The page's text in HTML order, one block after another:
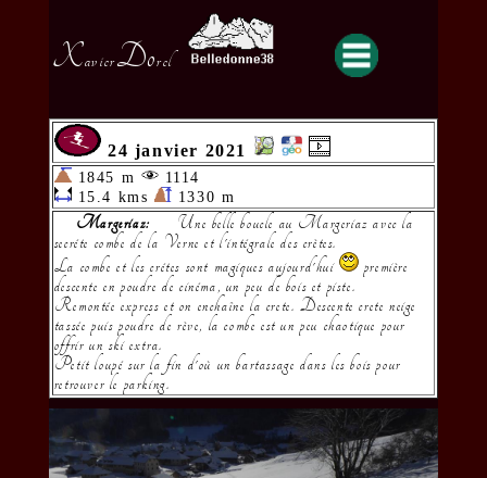
XavierDorel
24 janvier 2021
1845 m
1114
15.4 kms
1330 m
Margeriaz:
Une belle boucle au Margeriaz avec la
secréte combe de la Verne et l'intégrale des crètes.
La combe et les crétes sont magiques aujourd'hui
première
descente en poudre de cinéma, un peu de bois et piste.
Remontée express et on enchaîne la crete. Descente crete neige
tassée puis poudre de rève, la combe est un peu chaotique pour
offrir un ski extra.
Petit loupé sur la fin d'où un bartassage dans les bois pour
retrouver le parking.